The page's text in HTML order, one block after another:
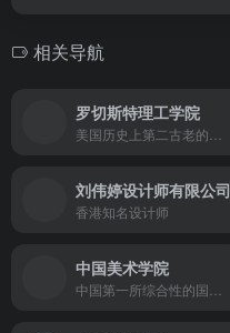
相关导航
罗切斯特理工学院
刘伟婷设计师有限公司
香港知名设计师
中国美术学院